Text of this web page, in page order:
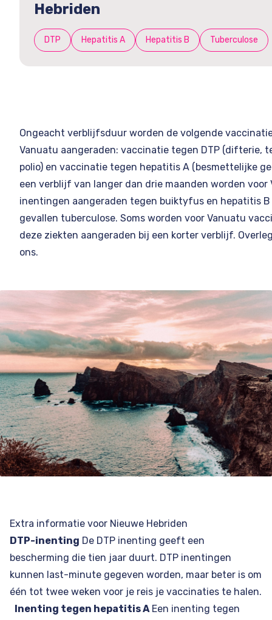
Hebriden
DTP Hepatitis A Hepatitis B Tuberculose
Ongeacht verblijfsduur worden de volgende
Vanuatu aangeraden: vaccinatie tegen DTP (difterie,
polio) en vaccinatie tegen hepatitis A (besmettelijke
een verblijf van langer dan drie maanden worden voor
inentingen aangeraden tegen buiktyfus en hepatitis B
gevallen tuberculose. Soms worden voor Vanuatu
deze ziekten aangeraden bij een korter verblijf.
ons.
Extra informatie voor Nieuwe Hebriden
DTP-inenting De DTP inenting geeft een
bescherming die tien jaar duurt. DTP inentingen
kunnen last-minute gegeven worden, maar beter is om
één tot twee weken voor je reis je vaccinaties te halen.
Inenting tegen hepatitis AEen inenting tegen